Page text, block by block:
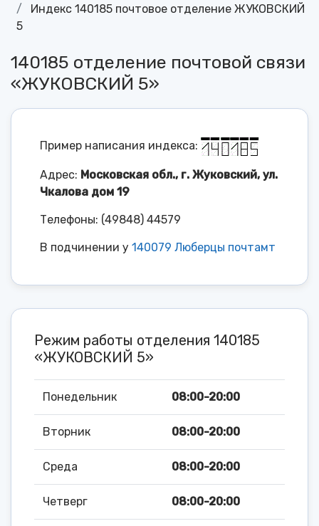
Индекс 140185 почтовое отделение ЖУКОВСКИЙ
5
140185 отделение почтовой связи
«ЖУКОВСКИЙ 5»
Пример написания индекса:
Адрес: Московская обл., г. Жуковский, ул.
Чкалова дом 19
Телефоны: (49848) 44579
В подчинении у 140079 Люберцы почтамт
Режим работы отделения 140185
«ЖУКОВСКИЙ 5»
Понедельник 08:00-20:00
Вторник 08:00-20:00
Среда 08:00-20:00
Четверг 08:00-20:00